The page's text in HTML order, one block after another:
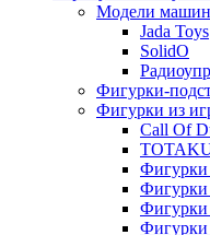
Модели машин
Jada Toys
SolidO
Фигурки-
Фигурки из
Call Of
Фигурки
Фигурки
Фигурки